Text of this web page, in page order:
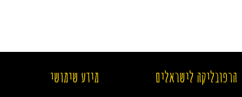
הרפובליקה לישראלים מידע שימושי